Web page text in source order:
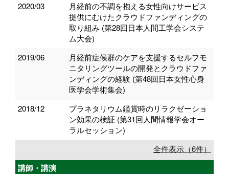
2020/03
月経前の不調を抱える女性向けサービス
提供にむけたクラウドファンディングの
取り組み (第28回日本人間工学会システ
ム大会)
2019/06
月経前症候群のケアを支援するセルフモ
ニタリングツールの開発とクラウドファ
ンディングの経験 (第48回日本女性心身
医学会学術集会)
2018/12
プラネタリウム鑑賞時のリラクゼーショ
ン効果の検証 (第31回人間情報学会オー
ラルセッション)
全件表示（6件）
講師・講演